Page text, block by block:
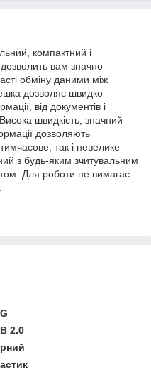
компактний і
вам значно
обміну даними між
дозволяє швидко
від документів і
швидкість, значний
дозволяють
так і невелике
з будь-яким зчитувальним
Для роботи не вимагає
2.0